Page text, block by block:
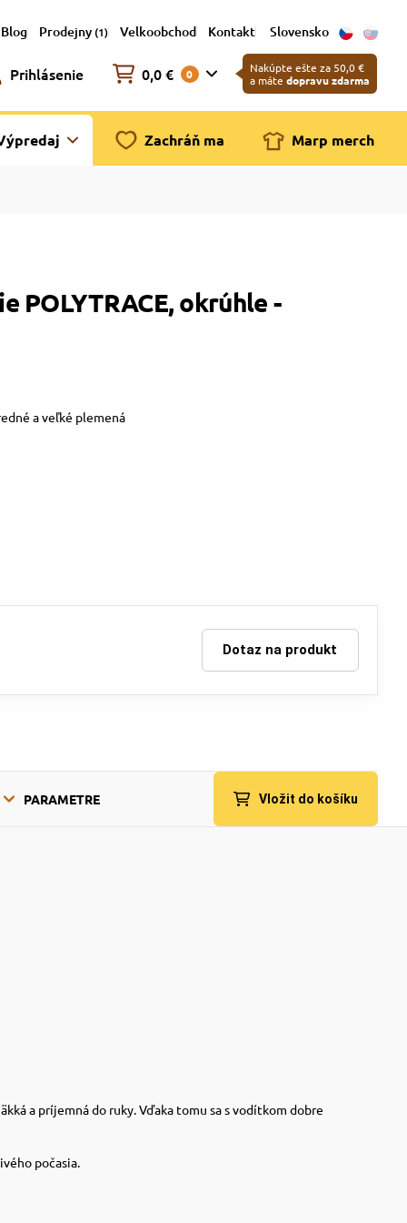
Blog Prodejny (1) Velkoobchod Kontakt Slovensko
Prihlásenie 0,0 € 0
Nakúpte ešte za 50,0 €
a máte dopravu zdarma
Zachráň ma Marp merch
POLYTRACE, okrúhle -
a veľké plemená
Dotaz na produkt
PARAMETRE Vložit do košíku
a príjemná do ruky. Vďaka tomu sa s vodítkom dobre
počasia.